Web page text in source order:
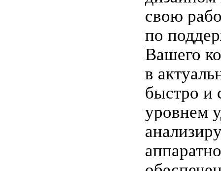
свою
по
Вашего
в
быстро и
уровнем